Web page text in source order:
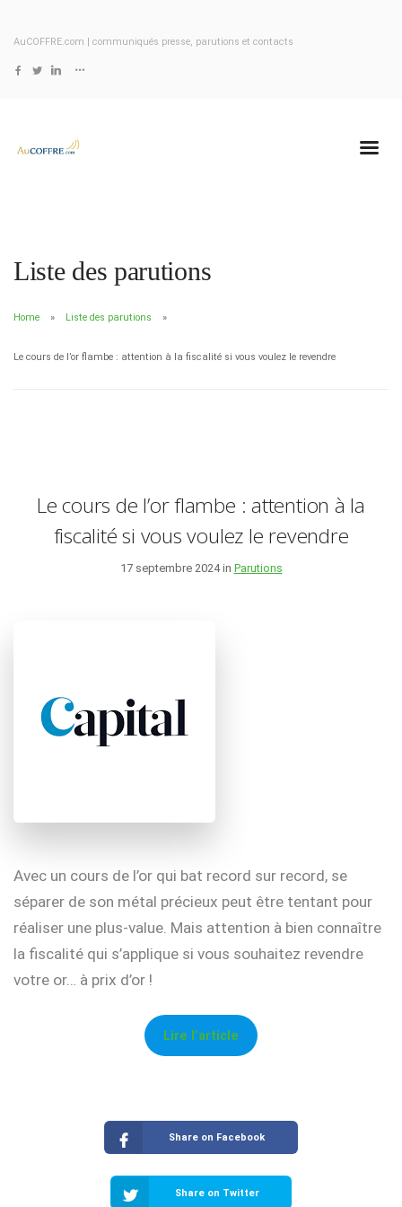
AuCOFFRE.com | communiqués presse, parutions et contacts
Liste des parutions
Home Liste des parutions
Le cours de l’or flambe : attention à la fiscalité si vous voulez le revendre
Le cours de l’or flambe : attention à la
fiscalité si vous voulez le revendre
17 septembre 2024 in Parutions
Avec un cours de l’or qui bat record sur record, se
séparer de son métal précieux peut être tentant pour
réaliser une plus-value. Mais attention à bien connaître
la fiscalité qui s’applique si vous souhaitez revendre
votre or… à prix d’or !
Lire l’article
Share on Facebook
Share on Twitter